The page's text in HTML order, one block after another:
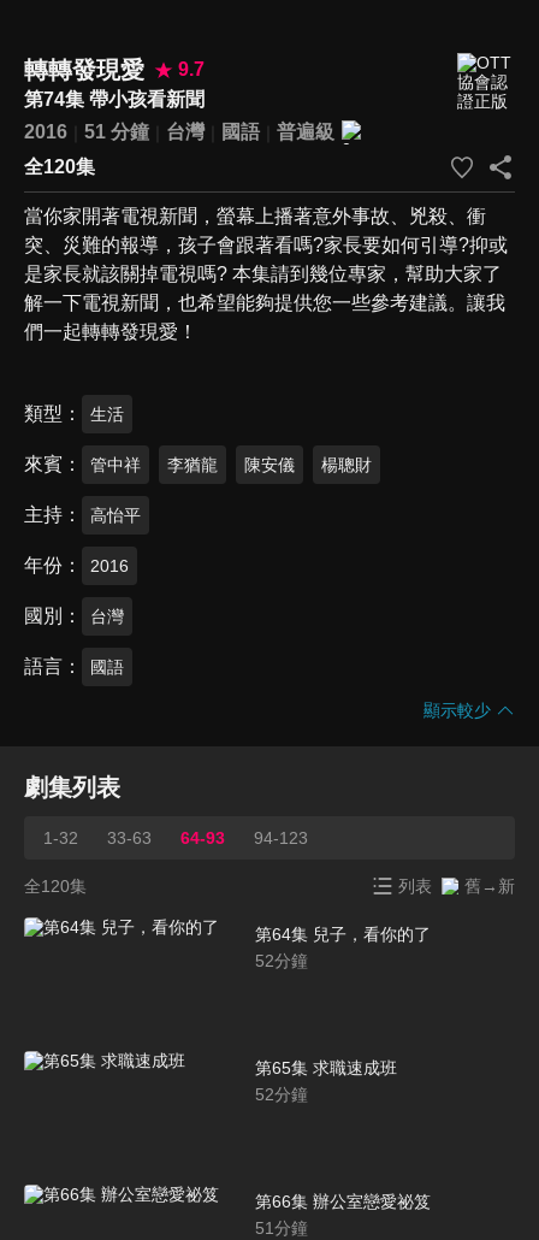
轉轉發現愛
9.7
第74集 帶小孩看新聞
2016
51 分鐘 台灣 國語
普遍級
全120集
當你家開著電視新聞，螢幕上播著意外事故、兇殺、衝
突、災難的報導，孩子會跟著看嗎?家長要如何引導?抑或
是家長就該關掉電視嗎? 本集請到幾位專家，幫助大家了
解一下電視新聞，也希望能夠提供您一些參考建議。讓我
們一起轉轉發現愛！
類型 生活
來賓 管中祥 李猶龍 陳安儀 楊聰財
主持 高怡平
年份 2016
國別 台灣
語言 國語
顯示較少
劇集列表
1-32 33-63 64-93 94-123
全120集 列表 舊→新
第64集 兒子，看你的了
52分鐘
第65集 求職速成班
52分鐘
第66集 辦公室戀愛祕笈
51分鐘